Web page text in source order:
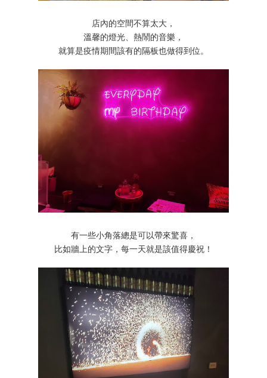
店內的空間不算太大，
溫馨的燈光、熱鬧的音樂，
就算是疫情期間該有的隔板也做得到位。
有一些小角落總是可以帶來驚喜，
比如牆上的文字，每一天就是該值得慶祝！